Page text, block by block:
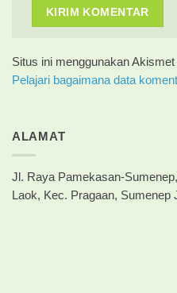
Situs ini menggunakan
Pelajari bagaimana data
ALAMAT
Jl. Raya Pamekasan-
Laok, Kec. Pragaan, Sumenep